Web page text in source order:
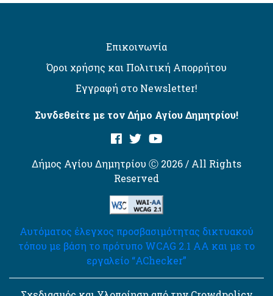
Επικοινωνία
Όροι χρήσης και Πολιτική Απορρήτου
Εγγραφή στο Newsletter!
Συνδεθείτε με τον Δήμο Αγίου Δημητρίου!
Δήμος Αγίου Δημητρίου Ⓒ 2026 / All Rights
Reserved
Αυτόματος έλεγχος προσβασιμότητας δικτυακού
τόπου με βάση το πρότυπο WCAG 2.1 AA και με το
εργαλείο “AChecker”